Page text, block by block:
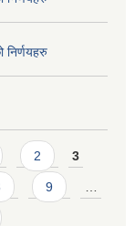
निर्णयहरु
2 3
9